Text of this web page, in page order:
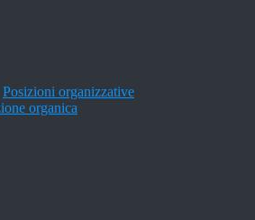
Posizioni organizzative
organica